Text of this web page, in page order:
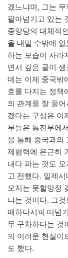
겠느냐며, 그는
팔아넘기고 있는
중앙당의 대체적
을 내밀 수밖에
하는 모습이 사라
면서 깊은 골이
데는 이제 중국밖
호를 다지는 정책
의 관계를 잘 풀
겠다는 구상은 이
부들은 통전부에
을 통해 중국과의
제협력에 은근히
내다 파는 것도
고 전했다. 일제
오지는 못할망정
냐는 것이다. 그
매하다시피 떠넘
무 구차하다는 것
의 어려운 현실이
도 했다.